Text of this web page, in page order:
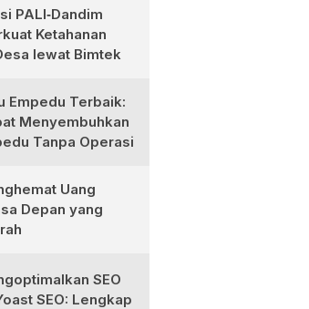
PALI‑Dandim
Ketahanan
lewat Bimtek
Empedu Terbaik:
Menyembuhkan
Tanpa Operasi
Uang
Depan yang
SEO
SEO: Lengkap